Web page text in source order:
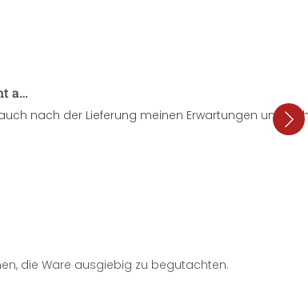
a…
nach der Lieferung meinen Erwartungen und
die Ware ausgiebig zu begutachten.